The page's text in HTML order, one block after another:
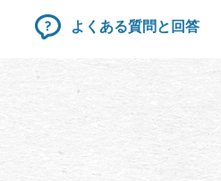
よくある質問と回答